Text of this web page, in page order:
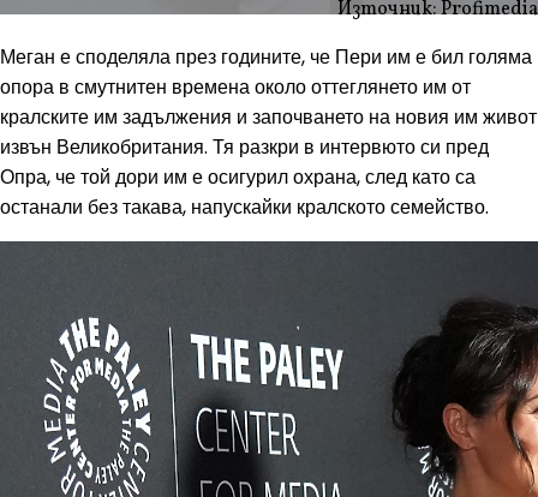
Източник: Profimedia
Меган е споделяла през годините, че Пери им е бил голяма
опора в смутнитен времена около оттеглянето им от
кралските им задължения и започването на новия им живот
извън Великобритания. Тя разкри в интервюто си пред
Опра, че той дори им е осигурил охрана, след като са
останали без такава, напускайки кралското семейство.